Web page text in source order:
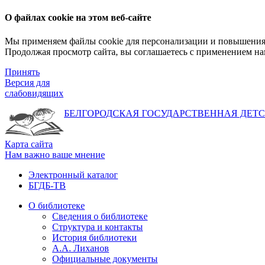
О файлах cookie на этом веб-сайте
Мы применяем файлы cookie для персонализации и повышения
Продолжая просмотр сайта, вы соглашаетесь с применением
Принять
Версия для
слабовидящих
БЕЛГОРОДСКАЯ ГОСУДАРСТВЕННАЯ
Карта сайта
Нам важно ваше мнение
Электронный каталог
БГДБ-ТВ
О библиотеке
Сведения о библиотеке
Структура и контакты
История библиотеки
А.А. Лиханов
Официальные документы